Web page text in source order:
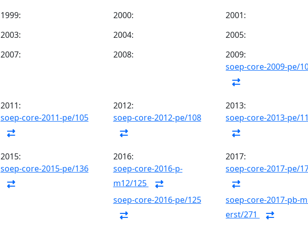
1999: 2000:
2001:
2003: 2004:
2005:
2007: 2008:
2009:
soep-core-2009-pe/
2011:
soep-core-2011-pe/105
2012:
soep-core-2012-pe/108
2013:
soep-core-2013-pe/
2015:
soep-core-2015-pe/136
2016:
soep-core-2016-p-
m12/125
soep-core-2016-pe/125
2017:
soep-core-2017-pe/
soep-core-2017-pb-
erst/271